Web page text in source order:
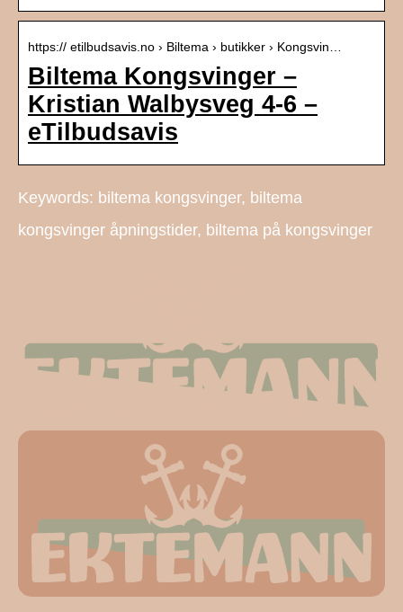
https:// etilbudsavis.no › Biltema › butikker › Kongsvin…
Biltema Kongsvinger –
Kristian Walbysveg 4-6 –
eTilbudsavis
Keywords: biltema kongsvinger, biltema
kongsvinger åpningstider, biltema på kongsvinger